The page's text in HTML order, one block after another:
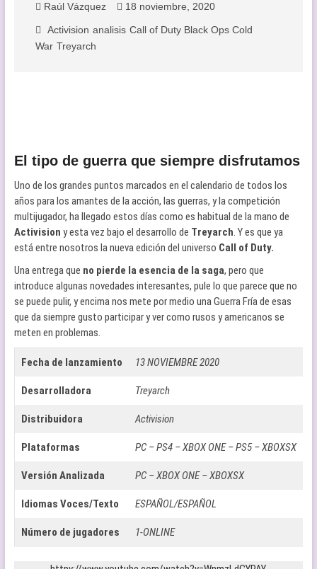
Raúl Vázquez 18 noviembre, 2020
Activision analisis Call of Duty Black Ops Cold
War Treyarch
El tipo de guerra que siempre disfrutamos
Uno de los grandes puntos marcados en el calendario de todos los
años para los amantes de la acción, las guerras, y la competición
multijugador, ha llegado estos días como es habitual de la mano de
Activision y esta vez bajo el desarrollo de Treyarch. Y es que ya
está entre nosotros la nueva edición del universo Call of Duty.
Una entrega que no pierde la esencia de la saga, pero que
introduce algunas novedades interesantes, pule lo que parece que no
se puede pulir, y encima nos mete por medio una Guerra Fría de esas
que da siempre gusto participar y ver como rusos y americanos se
meten en problemas.
Fecha de lanzamiento 13 NOVIEMBRE 2020
Desarrolladora Treyarch
Distribuidora Activision
Plataformas PC – PS4 – XBOX ONE – PS5 – XBOXSX
Versión Analizada PC – XBOX ONE – XBOXSX
Idiomas Voces/Texto ESPAÑOL/ESPAÑOL
Número de jugadores 1-ONLINE